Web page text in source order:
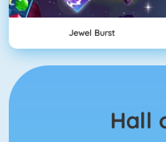
Jewel Burst
Hall